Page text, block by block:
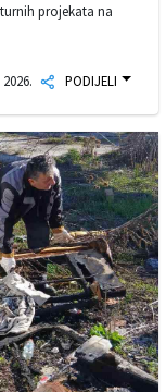
projekata na
PODIJELI